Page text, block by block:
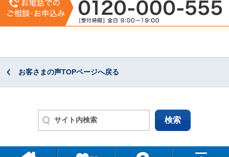
お客さまの声TOPページへ戻る